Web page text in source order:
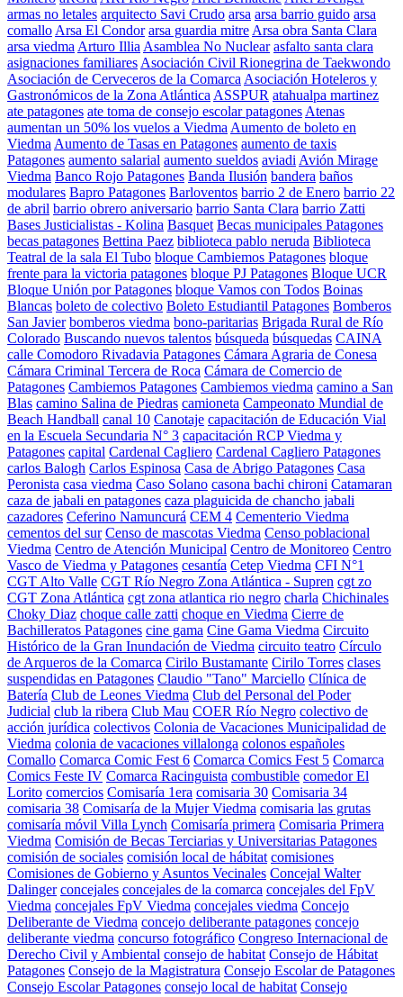
armas no letales arquitecto Savi Crudo arsa arsa barrio guido arsa
comallo Arsa El Condor arsa guardia mitre Arsa obra Santa Clara
arsa viedma Arturo Illia Asamblea No Nuclear asfalto santa clara
asignaciones familiares Asociación Civil Rionegrina de Taekwondo
Asociación de Cerveceros de la Comarca Asociación Hoteleros y
Gastronómicos de la Zona Atlántica ASSPUR atahualpa martinez
ate patagones ate toma de consejo escolar patagones Atenas
aumentan un 50% los vuelos a Viedma Aumento de boleto en
Viedma Aumento de Tasas en Patagones aumento de taxis
Patagones aumento salarial aumento sueldos aviadi Avión Mirage
Viedma Banco Rojo Patagones Banda Ilusión bandera baños
modulares Bapro Patagones Barloventos barrio 2 de Enero barrio 22
de abril barrio obrero aniversario barrio Santa Clara barrio Zatti
Bases Justicialistas - Kolina Basquet Becas municipales Patagones
becas patagones Bettina Paez biblioteca pablo neruda Biblioteca
Teatral de la sala El Tubo bloque Cambiemos Patagones bloque
frente para la victoria patagones bloque PJ Patagones Bloque UCR
Bloque Unión por Patagones bloque Vamos con Todos Boinas
Blancas boleto de colectivo Boleto Estudiantil Patagones Bomberos
San Javier bomberos viedma bono-paritarias Brigada Rural de Río
Colorado Buscando nuevos talentos búsqueda búsquedas CAINA
calle Comodoro Rivadavia Patagones Cámara Agraria de Conesa
Cámara Criminal Tercera de Roca Cámara de Comercio de
Patagones Cambiemos Patagones Cambiemos viedma camino a San
Blas camino Salina de Piedras camioneta Campeonato Mundial de
Beach Handball canal 10 Canotaje capacitación de Educación Vial
en la Escuela Secundaria N° 3 capacitación RCP Viedma y
Patagones capital Cardenal Cagliero Cardenal Cagliero Patagones
carlos Balogh Carlos Espinosa Casa de Abrigo Patagones Casa
Peronista casa viedma Caso Solano casona bachi chironi Catamaran
caza de jabali en patagones caza plaguicida de chancho jabali
cazadores Ceferino Namuncurá CEM 4 Cementerio Viedma
cementos del sur Censo de mascotas Viedma Censo poblacional
Viedma Centro de Atención Municipal Centro de Monitoreo Centro
Vasco de Viedma y Patagones cesantía Cetep Viedma CFI N°1
CGT Alto Valle CGT Río Negro Zona Atlántica - Supren cgt zo
CGT Zona Atlántica cgt zona atlantica rio negro charla Chichinales
Choky Diaz choque calle zatti choque en Viedma Cierre de
Bachilleratos Patagones cine gama Cine Gama Viedma Circuito
Histórico de la Gran Inundación de Viedma circuito teatro Círculo
de Arqueros de la Comarca Cirilo Bustamante Cirilo Torres clases
suspendidas en Patagones Claudio "Tano" Marciello Clínica de
Batería Club de Leones Viedma Club del Personal del Poder
Judicial club la ribera Club Mau COER Río Negro colectivo de
acción jurídica colectivos Colonia de Vacaciones Municipalidad de
Viedma colonia de vacaciones villalonga colonos españoles
Comallo Comarca Comic Fest 6 Comarca Comics Fest 5 Comarca
Comics Feste IV Comarca Racinguista combustible comedor El
Lorito comercios Comisaría 1era comisaria 30 Comisaria 34
comisaria 38 Comisaría de la Mujer Viedma comisaria las grutas
comisaría móvil Villa Lynch Comisaría primera Comisaria Primera
Viedma Comisión de Becas Terciarias y Universitarias Patagones
comisión de sociales comisión local de hábitat comisiones
Comisiones de Gobierno y Asuntos Vecinales Concejal Walter
Dalinger concejales concejales de la comarca concejales del FpV
Viedma concejales FpV Viedma concejales viedma Concejo
Deliberante de Viedma concejo deliberante patagones concejo
deliberante viedma concurso fotográfico Congreso Internacional de
Derecho Civil y Ambiental consejo de habitat Consejo de Hábitat
Patagones Consejo de la Magistratura Consejo Escolar de Patagones
Consejo Escolar Patagones consejo local de habitat Consejo